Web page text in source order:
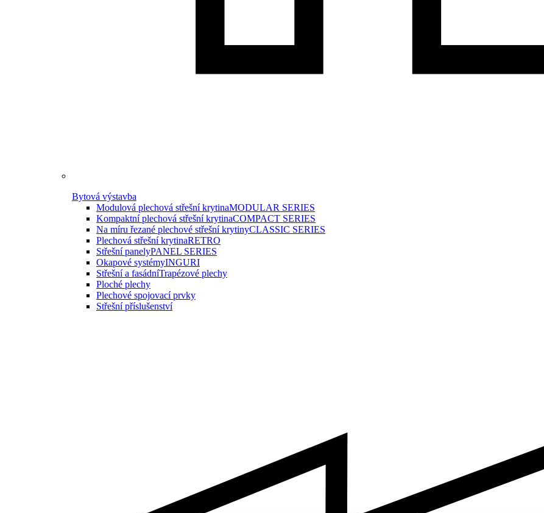
Bytová výstavba
Modulová plechová střešní krytinaMODULAR SERIES
Kompaktní plechová střešní krytinaCOMPACT SERIES
Na míru řezané plechové střešní krytinyCLASSIC SERIES
Plechová střešní krytinaRETRO
Střešní panelyPANEL SERIES
Okapové systémyINGURI
Střešní a fasádníTrapézové plechy
Ploché plechy
Plechové spojovací prvky
Střešní příslušenství